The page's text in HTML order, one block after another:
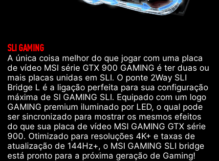
SLI GAMING
A única coisa melhor do que jogar com uma placa
de vídeo MSI série GTX 900 GAMING é ter duas ou
mais placas unidas em SLI. O ponte 2Way SLI
Bridge L é a ligação perfeita para sua configuração
máxima de SI GAMING SLI. Equipado com um logo
GAMING premium iluminado por LED, o qual pode
ser sincronizado para mostrar os mesmos efeitos
do que sua placa de vídeo MSI GAMING GTX série
900. Otimizado para resoluções 4K+ e taxas de
atualização de 144Hz+, o MSI GAMING SLI bridge
está pronto para a próxima geração de Gaming!